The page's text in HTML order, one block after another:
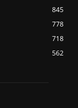
845
778
718
562